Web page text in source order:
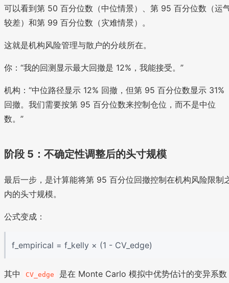
可以看到第 50 百分位数（中位情景）、第 95 百分位数（运
较差）和第 99 百分位数（灾难情景）。
这就是机构风险管理与散户的分歧所在。
你：“我的回测显示最大回撤是 12%，我能接受。”
机构：“中位路径显示 12% 回撤，但第 95 百分位数显示 31%
回撤。我们需要按第 95 百分位数来控制仓位，而不是中位
数。”
阶段 5：不确定性调整后的头寸规模
最后一步，是计算能将第 95 百分位回撤控制在机构风险限制
内的头寸规模。
公式变成：
f_empirical = f_kelly × (1 - CV_edge)
其中 CV_edge 是在 Monte Carlo 模拟中优势估计的变异系数